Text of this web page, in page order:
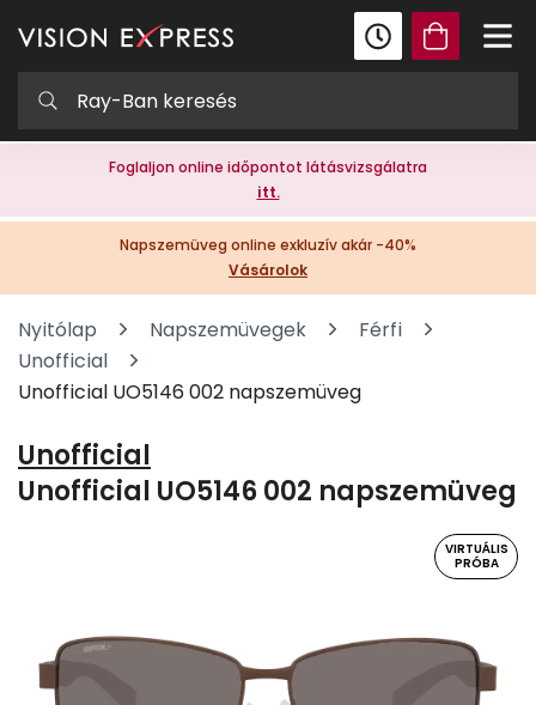
Foglaljon online időpontot látásvizsgálatra
itt.
Napszemüveg online exkluzív akár -40%
Vásárolok
Nyitólap Napszemüvegek
Férfi
Unofficial
Unofficial UO5146 002 napszemüveg
Unofficial
Unofficial UO5146 002 napszemüveg
VIRTUÁLIS
PRÓBA